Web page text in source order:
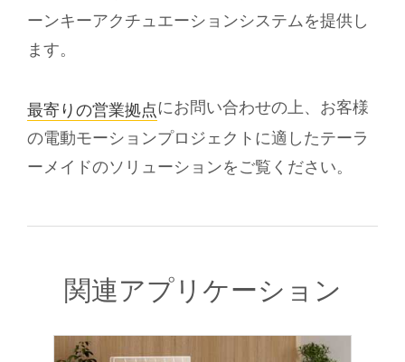
ーンキーアクチュエーションシステムを提供し
ます。
最寄りの営業拠点にお問い合わせの上、お客様
の電動モーションプロジェクトに適したテーラ
ーメイドのソリューションをご覧ください。
関連アプリケーション